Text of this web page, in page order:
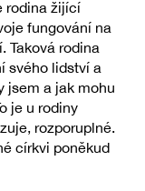
rodina žijící
fungování na
Taková rodina
svého lidství a
jsem a jak mohu
je u rodiny
rozporuplné.
církvi poněkud